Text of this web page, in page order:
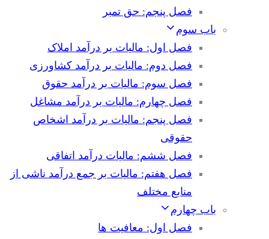
فصل پنجم: حق تمبر
باب سوم
فصل اول: مالیات بر درآمد املاک
فصل دوم: مالیات بر درآمد کشاورزی
فصل سوم: مالیات بر درآمد حقوق
فصل چهارم: مالیات بر درآمد مشاغل
فصل پنجم: مالیات بر درآمد اشخاص
حقوقی
فصل ششم: مالیات درآمد اتفاقی
فصل هفتم: مالیات بر جمع درآمد ناشی از
منابع مختلف
باب چهارم
فصل اول: معافیت ها